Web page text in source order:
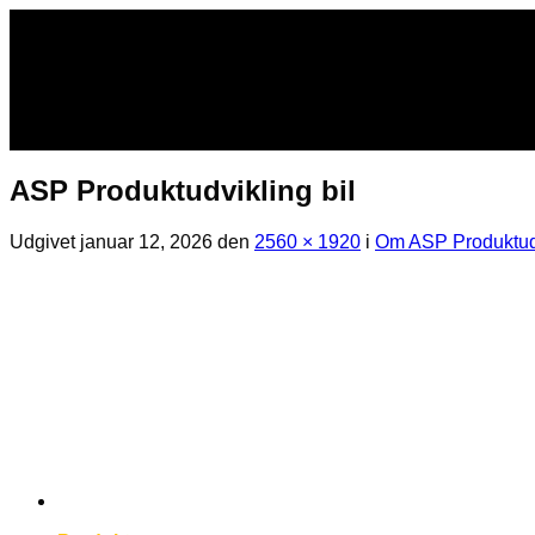
ASP Produktudvikling bil
Udgivet januar 12, 2026 den 2560 × 1920 i Om ASP